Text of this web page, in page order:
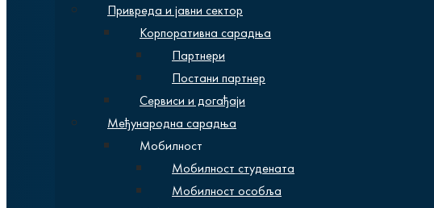
Привреда и јавни сектор
Корпоративна сарадња
Партнери
Постани партнер
Сервиси и догађаји
Међународна сарадња
Мобилност
Мобилност студената
Мобилност особља